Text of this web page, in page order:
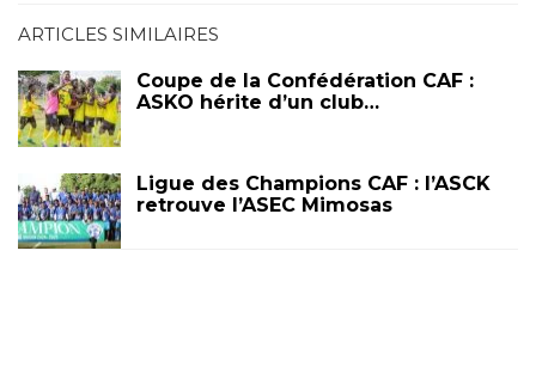
ARTICLES SIMILAIRES
Coupe de la Confédération CAF :
ASKO hérite d’un club…
Ligue des Champions CAF : l’ASCK
retrouve l’ASEC Mimosas